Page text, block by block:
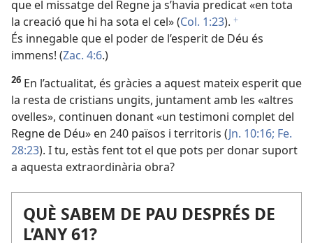
que el missatge del Regne ja s’havia predicat «en tota
la creació que hi ha sota el cel» (Col. 1:23). f
És innegable que el poder de l’esperit de Déu és
immens! (Zac. 4:6.)
26 En l’actualitat, és gràcies a aquest mateix esperit que
la resta de cristians ungits, juntament amb les «altres
ovelles», continuen donant «un testimoni complet del
Regne de Déu» en 240 països i territoris (Jn. 10:16; Fe.
28:23). I tu, estàs fent tot el que pots per donar suport
a aquesta extraordinària obra?
QUÈ SABEM DE PAU DESPRÉS DE
L’ANY 61?